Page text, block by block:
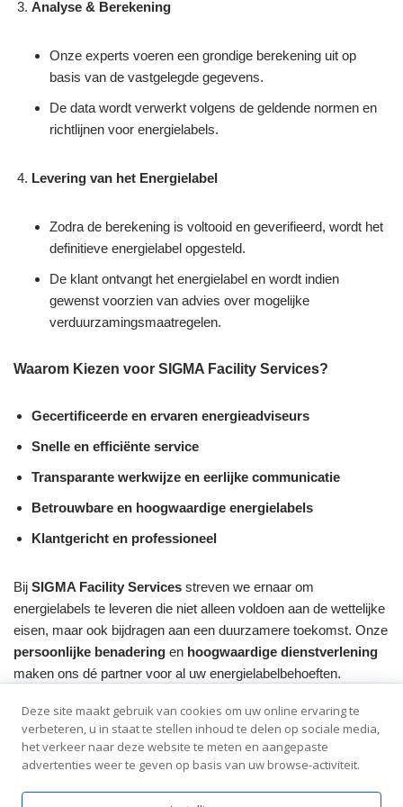
Analyse & Berekening
Onze experts voeren een grondige berekening uit op
basis van de vastgelegde gegevens.
De data wordt verwerkt volgens de geldende normen en
richtlijnen voor energielabels.
Levering van het Energielabel
Zodra de berekening is voltooid en geverifieerd, wordt het
definitieve energielabel opgesteld.
De klant ontvangt het energielabel en wordt indien
gewenst voorzien van advies over mogelijke
verduurzamingsmaatregelen.
Waarom Kiezen voor SIGMA Facility Services?
Gecertificeerde en ervaren energieadviseurs
Snelle en efficiënte service
Transparante werkwijze en eerlijke communicatie
Betrouwbare en hoogwaardige energielabels
Klantgericht en professioneel
Bij SIGMA Facility Services streven we ernaar om
energielabels te leveren die niet alleen voldoen aan de wettelijke
eisen, maar ook bijdragen aan een duurzamere toekomst. Onze
persoonlijke benadering en hoogwaardige dienstverlening
maken ons dé partner voor al uw energielabelbehoeften.
Neem contact met ons op en ontdek hoe wij u kunnen helpen
met een betrouwbaar en professioneel energielabel!
Deze site maakt gebruik van cookies om uw online ervaring te
verbeteren, u in staat te stellen inhoud te delen op sociale media,
het verkeer naar deze website te meten en aangepaste
advertenties weer te geven op basis van uw browse-activiteit.